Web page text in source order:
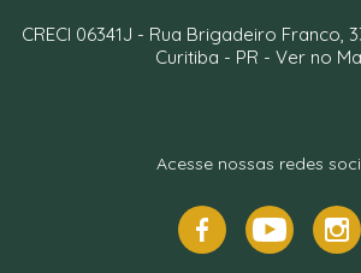
CRECI 06341J - Rua Brigadeiro Franco,
Curitiba - PR - Ver no
Acesse nossas redes